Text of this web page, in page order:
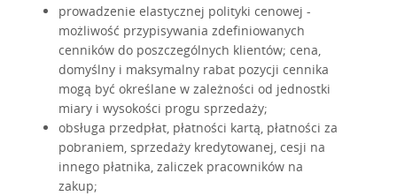
prowadzenie elastycznej polityki cenowej -
możliwość przypisywania zdefiniowanych
cenników do poszczególnych klientów; cena,
domyślny i maksymalny rabat pozycji cennika
mogą być określane w zależności od jednostki
miary i wysokości progu sprzedaży;
obsługa przedpłat, płatności kartą, płatności za
pobraniem, sprzedaży kredytowanej, cesji na
innego płatnika, zaliczek pracowników na
zakup;